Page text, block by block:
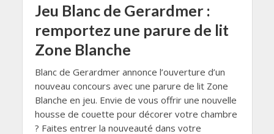
Jeu Blanc de Gerardmer :
remportez une parure de lit
Zone Blanche
Blanc de Gerardmer annonce l’ouverture d’un
nouveau concours avec une parure de lit Zone
Blanche en jeu. Envie de vous offrir une nouvelle
housse de couette pour décorer votre chambre
? Faites entrer la nouveauté dans votre